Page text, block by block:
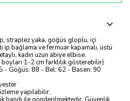
straplez yaka, göğüs gloplu, içi
ip bağlama ve fermuar kapamalı, üstü
kadın uzun abiye elbise.
1-2 cm farklılık gösterebilir)
- Göğüs: 88 - Bel: 62 - Basen: 90
yapılabilir.